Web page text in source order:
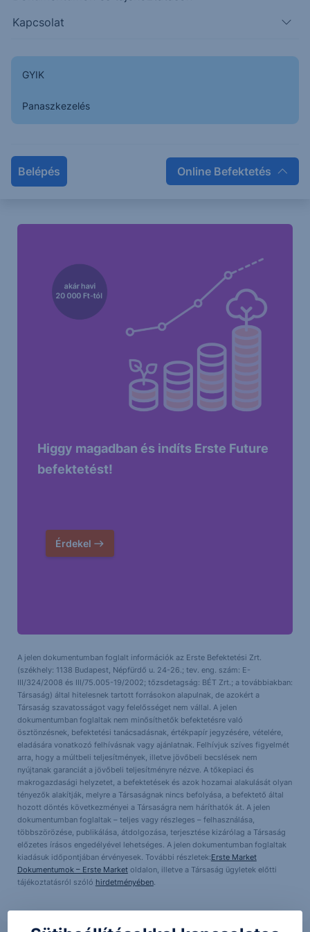
Kapcsolat
GYIK
Panaszkezelés
Belépés Online Befektetés
Higgy magadban és indíts Erste Future
befektetést!
Érdekel
A jelen dokumentumban foglalt információk az Erste Befektetési Zrt.
(székhely: 1138 Budapest, Népfürdő u. 24-26.; tev. eng. szám: E-
III/324/2008 és III/75.005-19/2002; tőzsdetagság: BÉT Zrt.; a továbbiakban:
Társaság) által hitelesnek tartott forrásokon alapulnak, de azokért a
Társaság szavatosságot vagy felelősséget nem vállal. A jelen
dokumentumban foglaltak nem minősíthetők befektetésre való
ösztönzésnek, befektetési tanácsadásnak, értékpapír jegyzésére, vételére,
eladására vonatkozó felhívásnak vagy ajánlatnak. Felhívjuk szíves figyelmét
arra, hogy a múltbeli teljesítmények, illetve jövőbeli becslések nem
nyújtanak garanciát a jövőbeli teljesítményre nézve. A tőkepiaci és
makrogazdasági helyzetet, a befektetések és azok hozamai alakulását olyan
tényezők alakítják, melyre a Társaságnak nincs befolyása, a befektető által
hozott döntés következményei a Társaságra nem háríthatók át. A jelen
dokumentumban foglaltak – teljes vagy részleges – felhasználása,
többszörözése, publikálása, átdolgozása, terjesztése kizárólag a Társaság
előzetes írásos engedélyével lehetséges. A jelen dokumentumban foglaltak
kiadásuk időpontjában érvényesek. További részletek:Erste Market
Dokumentumok – Erste Marketoldalon, illetve a Társaság ügyletek előtti
tájékoztatásról szóló hirdetményében.